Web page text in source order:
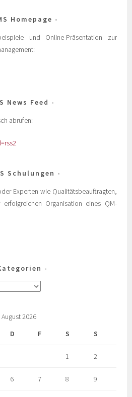
Homepage
und Online-Präsentation zur
News Feed
abrufen:
Schulungen
Experten wie Qualitätsbeauftragten,
Organisation eines QM-
August 2026
D F S S
1 2
6 7 8 9